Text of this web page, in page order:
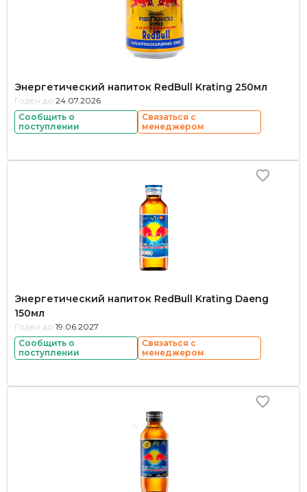
Энергетический напиток RedBull Krating 250мл
Годен до: 24.07.2026
Сообщить о
поступлении
Связаться с
менеджером
Энергетический напиток RedBull Krating Daeng
150мл
Годен до: 19.06.2027
Сообщить о
поступлении
Связаться с
менеджером